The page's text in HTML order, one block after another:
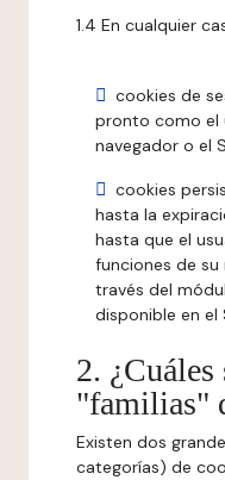
1.4 En cualquier
cookies de
pronto como el
navegador o el
cookies
hasta la
hasta que el
funciones de su
través del
disponible en el
2. ¿Cuáles
"familias"
Existen dos
categorías) de